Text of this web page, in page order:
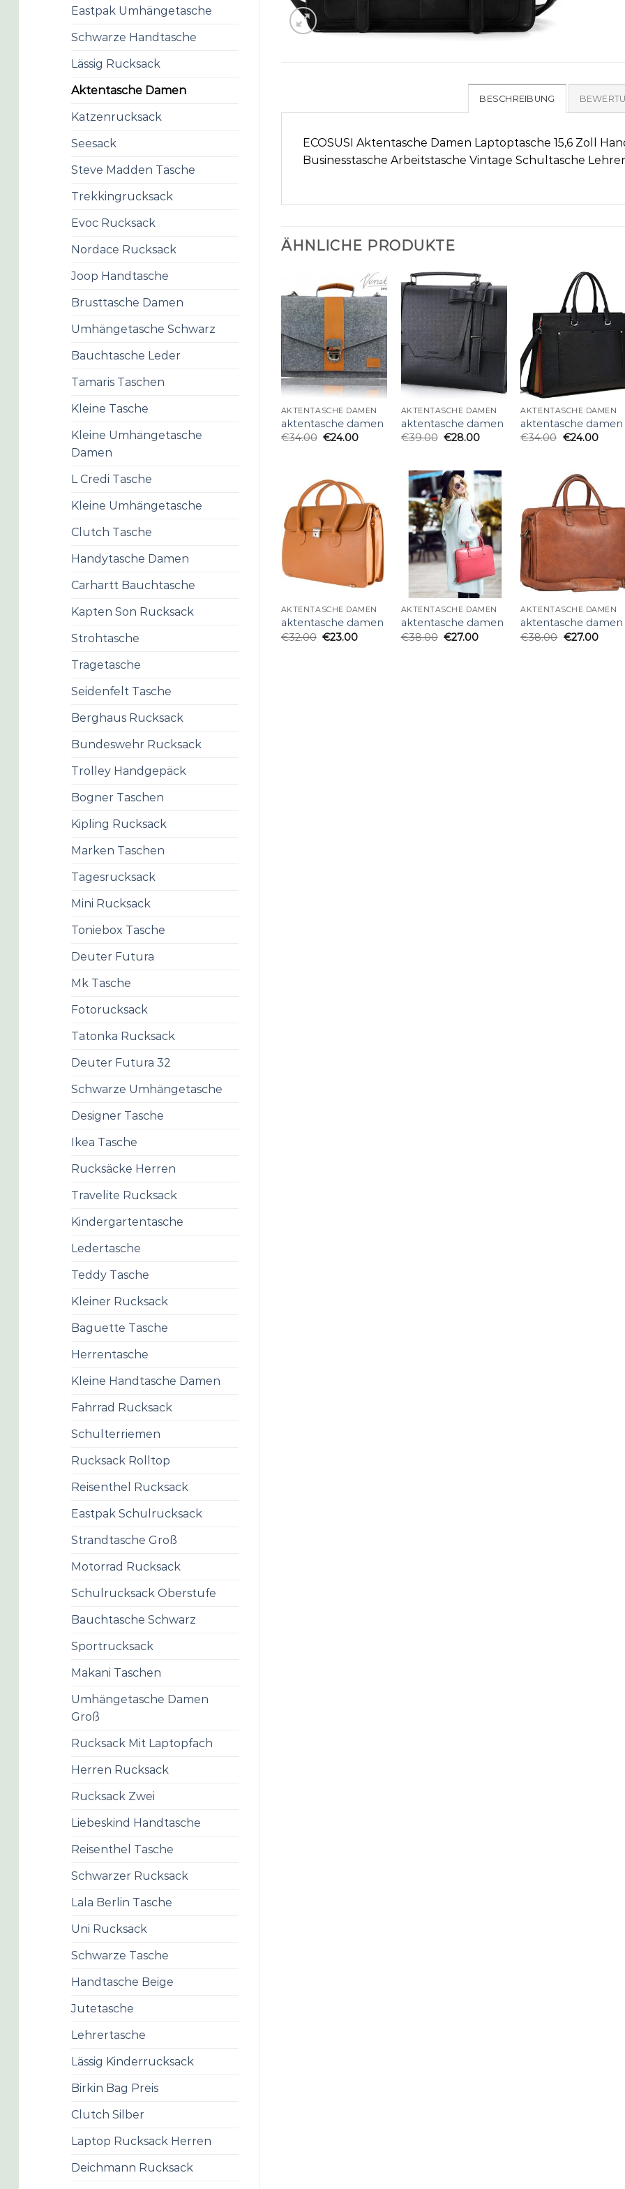
Eastpak Umhängetasche
Schwarze Handtasche
Lässig Rucksack
Aktentasche Damen
Katzenrucksack
Seesack
Steve Madden Tasche
Trekkingrucksack
Evoc Rucksack
Nordace Rucksack
Joop Handtasche
Brusttasche Damen
Umhängetasche Schwarz
Bauchtasche Leder
Tamaris Taschen
Kleine Tasche
Kleine Umhängetasche
Damen
L Credi Tasche
Kleine Umhängetasche
Clutch Tasche
Handytasche Damen
Carhartt Bauchtasche
Kapten Son Rucksack
Strohtasche
Tragetasche
Seidenfelt Tasche
Berghaus Rucksack
Bundeswehr Rucksack
Trolley Handgepäck
Bogner Taschen
Kipling Rucksack
Marken Taschen
Tagesrucksack
Mini Rucksack
Toniebox Tasche
Deuter Futura
Mk Tasche
Fotorucksack
Tatonka Rucksack
Deuter Futura 32
Schwarze Umhängetasche
Designer Tasche
Ikea Tasche
Rucksäcke Herren
Travelite Rucksack
Kindergartentasche
Ledertasche
Teddy Tasche
Kleiner Rucksack
Baguette Tasche
Herrentasche
Kleine Handtasche Damen
Fahrrad Rucksack
Schulterriemen
Rucksack Rolltop
Reisenthel Rucksack
Eastpak Schulrucksack
Strandtasche Groß
Motorrad Rucksack
Schulrucksack Oberstufe
Bauchtasche Schwarz
Sportrucksack
Makani Taschen
Umhängetasche Damen
Groß
Rucksack Mit Laptopfach
Herren Rucksack
Rucksack Zwei
Liebeskind Handtasche
Reisenthel Tasche
Schwarzer Rucksack
Lala Berlin Tasche
Uni Rucksack
Schwarze Tasche
Handtasche Beige
Jutetasche
Lehrertasche
Lässig Kinderrucksack
Birkin Bag Preis
Clutch Silber
Laptop Rucksack Herren
Deichmann Rucksack
BESCHREIBUNG
ECOSUSI Aktentasche Damen Laptoptasche 15,6 Zoll
Businesstasche Arbeitstasche Vintage Schultasche
ÄHNLICHE PRODUKTE
AKTENTASCHE DAMEN
aktentasche damen
€34.00 €24.00
AKTENTASCHE DAMEN
aktentasche damen
€39.00 €28.00
AKTENTASCHE DAMEN
aktentasche damen
€34.00 €24.00
AKTENTASCHE DAMEN
aktentasche damen
€32.00 €23.00
AKTENTASCHE DAMEN
aktentasche damen
€38.00 €27.00
AKTENTASCHE DAMEN
aktentasche damen
€38.00 €27.00